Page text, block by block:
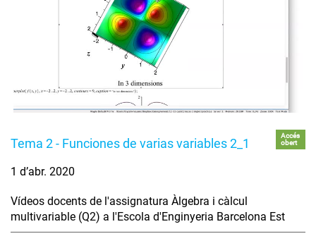
Tema 2 - Funciones de varias variables 2_1
Accés
obert
1 d’abr. 2020
Vídeos docents de l'assignatura Àlgebra i càlcul
multivariable (Q2) a l'Escola d'Enginyeria Barcelona Est